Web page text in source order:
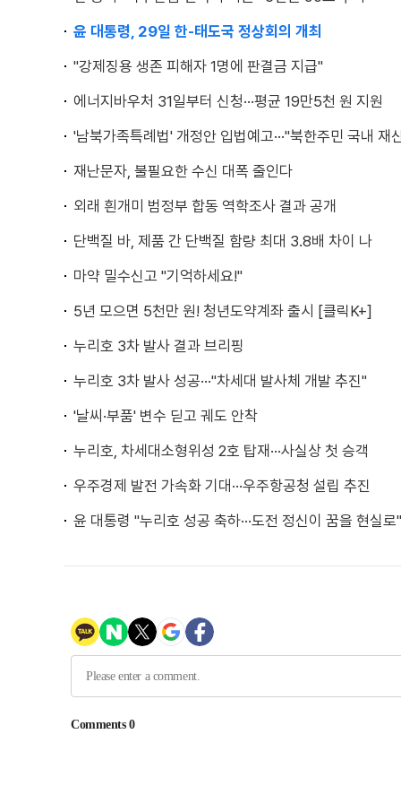
윤 대통령, 29일 한-태도국 정상회의 개최
"강제징용 생존 피해자 1명에 판결금 지급"
에너지바우처 31일부터 신청···평균 19만5천 원 지원
'남북가족특례법' 개정안 입법예고···"북한주민 국내 재
재난문자, 불필요한 수신 대폭 줄인다
외래 흰개미 범정부 합동 역학조사 결과 공개
단백질 바, 제품 간 단백질 함량 최대 3.8배 차이 나
마약 밀수신고 "기억하세요!"
5년 모으면 5천만 원! 청년도약계좌 출시 [클릭K+]
누리호 3차 발사 결과 브리핑
누리호 3차 발사 성공···"차세대 발사체 개발 추진"
'날씨·부품' 변수 딛고 궤도 안착
누리호, 차세대소형위성 2호 탑재···사실상 첫 승객
우주경제 발전 가속화 기대···우주항공청 설립 추진
윤 대통령 "누리호 성공 축하···도전 정신이 꿈을 현실로"